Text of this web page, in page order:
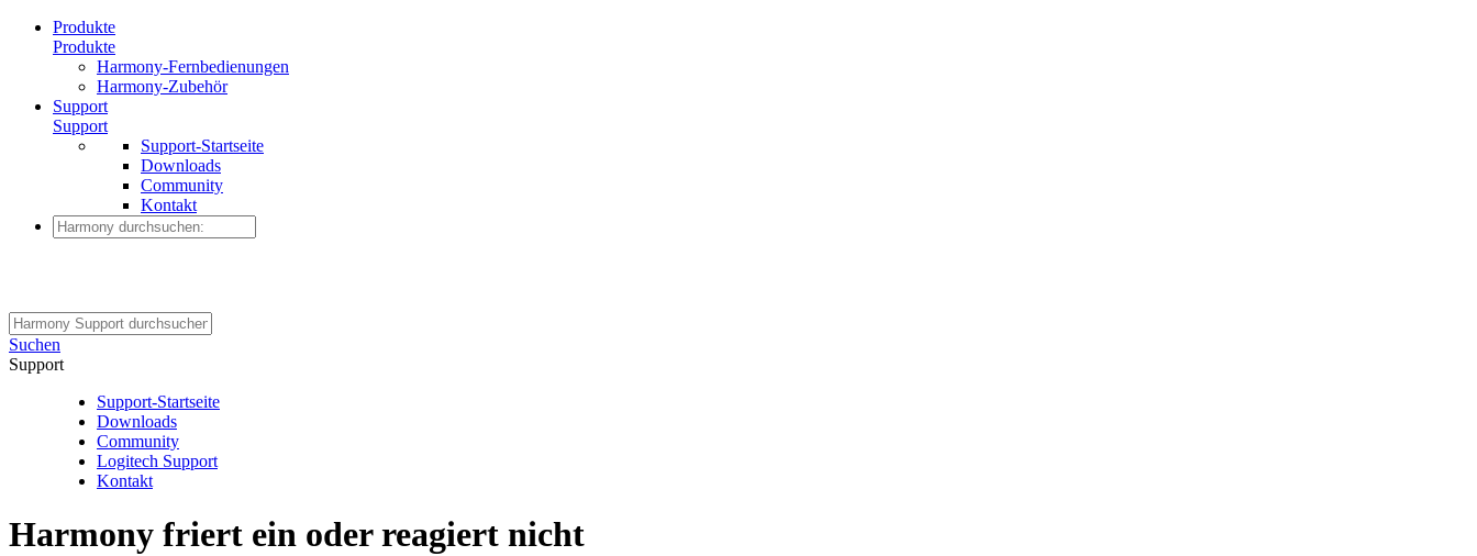
Produkte
Produkte
Harmony-Fernbedienungen
Harmony-Zubehör
Support
Support
Support-Startseite
Downloads
Community
Kontakt
Suchen
Support
Support-Startseite
Downloads
Community
Logitech Support
Kontakt
Harmony friert ein oder reagiert nicht